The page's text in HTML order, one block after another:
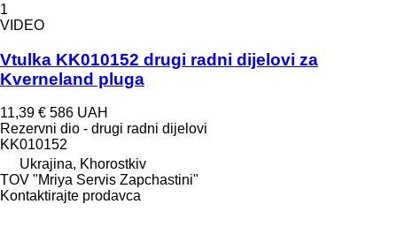
1
VIDEO
Vtulka KK010152 drugi radni dijelovi za
Kverneland pluga
11,39 € 586 UAH
Rezervni dio - drugi radni dijelovi
KK010152
Ukrajina, Khorostkiv
TOV "Mriya Servis Zapchastini"
Kontaktirajte prodavca